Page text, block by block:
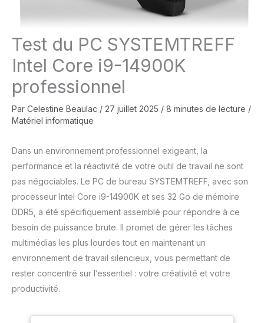
Test du PC SYSTEMTREFF
Intel Core i9-14900K
professionnel
Par Celestine Beaulac / 27 juillet 2025 / 8 minutes de lecture /
Matériel informatique
Dans un environnement professionnel exigeant, la
performance et la réactivité de votre outil de travail ne sont
pas négociables. Le PC de bureau SYSTEMTREFF, avec son
processeur Intel Core i9-14900K et ses 32 Go de mémoire
DDR5, a été spécifiquement assemblé pour répondre à ce
besoin de puissance brute. Il promet de gérer les tâches
multimédias les plus lourdes tout en maintenant un
environnement de travail silencieux, vous permettant de
rester concentré sur l’essentiel : votre créativité et votre
productivité.